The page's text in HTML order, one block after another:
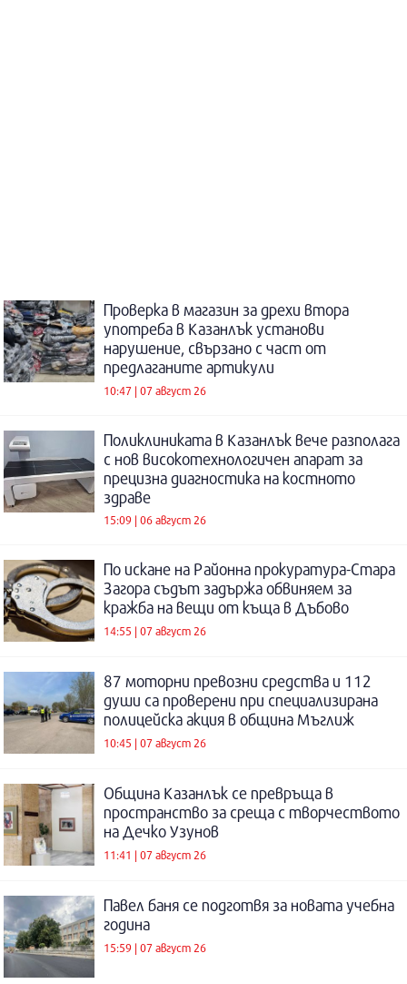
Проверка в магазин за дрехи втора
употреба в Казанлък установи
нарушение, свързано с част от
предлаганите артикули
10:47 | 07 август 26
Поликлиниката в Казанлък вече разполага
с нов високотехнологичен апарат за
прецизна диагностика на костното
здраве
15:09 | 06 август 26
По искане на Районна прокуратура-Стара
Загора съдът задържа обвиняем за
кражба на вещи от къща в Дъбово
14:55 | 07 август 26
87 моторни превозни средства и 112
души са проверени при специализирана
полицейска акция в община Мъглиж
10:45 | 07 август 26
Община Казанлък се превръща в
пространство за среща с творчеството
на Дечко Узунов
11:41 | 07 август 26
Павел баня се подготвя за новата учебна
година
15:59 | 07 август 26